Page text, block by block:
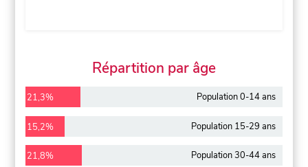
Répartition par âge
21,3% Population 0-14 ans
15,2% Population 15-29 ans
21,8% Population 30-44 ans